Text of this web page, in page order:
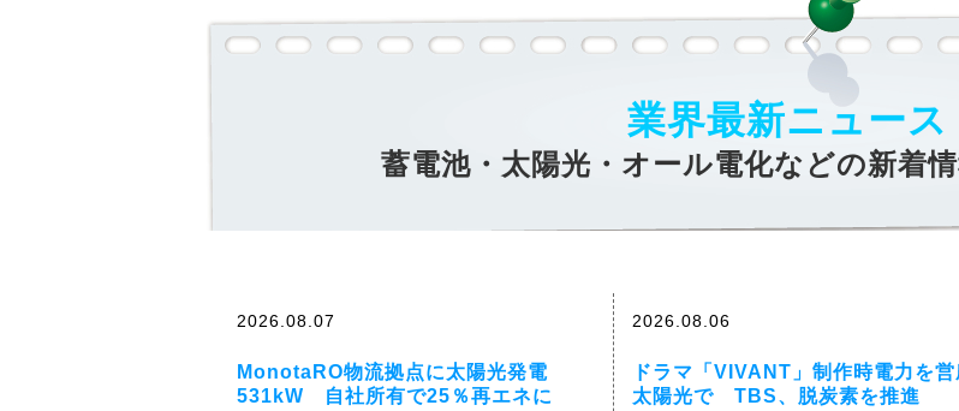
業界最新ニュース
蓄電池・太陽光・オール電化などの新着
2026.08.07
MonotaRO物流拠点に太陽光発電
531kW 自社所有で25％再エネに
2026.08.06
ドラマ「VIVANT」制作時電力を営
太陽光で TBS、脱炭素を推進